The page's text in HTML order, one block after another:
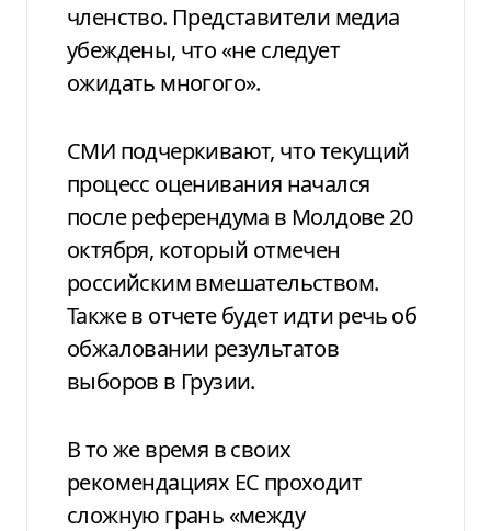
членство. Представители медиа
убеждены, что «не следует
ожидать многого».
СМИ подчеркивают, что текущий
процесс оценивания начался
после референдума в Молдове 20
октября, который отмечен
российским вмешательством.
Также в отчете будет идти речь об
обжаловании результатов
выборов в Грузии.
В то же время в своих
рекомендациях ЕС проходит
сложную грань «между